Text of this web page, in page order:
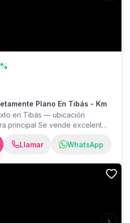
%
Plano En Tibás - Km
en Tibás — ubicación
principal Se vende excelente
con frente a carretera
comerciales, oficinas,
Uso de suelo mixto y
75%, lo que ofrece gran
(comercial / industrial /
Llamar WhatsApp